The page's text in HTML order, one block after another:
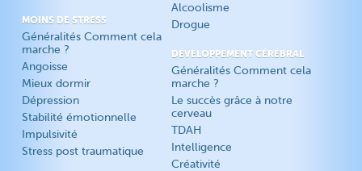
MOINS DE STRESS
Généralités Comment cela
marche ?
Angoisse
Mieux dormir
Dépression
Stabilité émotionnelle
Impulsivité
Stress post traumatique
Alcoolisme
Drogue
DÉVELOPPEMENT CÉRÉBRAL
Généralités Comment cela
marche ?
Le succès grâce à notre
cerveau
TDAH
Intelligence
Créativité